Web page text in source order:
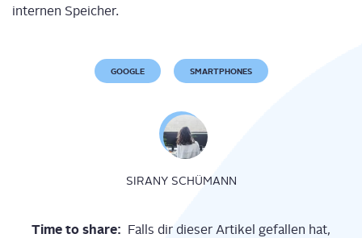
inter­nen Speicher.
GOOGLE SMARTPHONES
SIRANY SCHÜMANN
Time to share: Falls dir dieser Artikel gefallen hat,